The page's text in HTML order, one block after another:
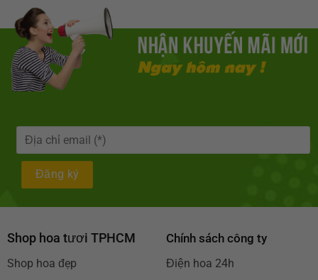
Shop hoa tươi TPHCM
Shop hoa đẹp
Chính sách công ty
Điện hoa 24h